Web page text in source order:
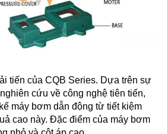
tiến của CQB Series. Dựa trên sự
cứu về công nghệ tiên tiến,
máy bơm dẫn động từ tiết kiệm
cao này. Đặc điểm của máy bơm